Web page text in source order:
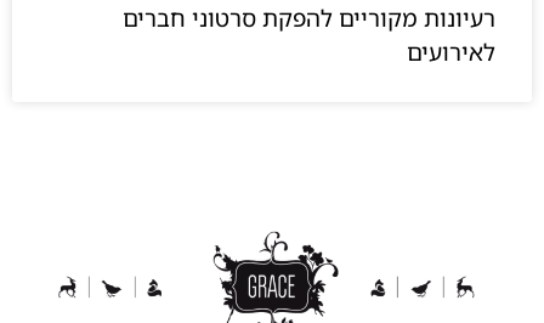
רעיונות מקוריים להפקת סרטוני חברים
לאירועים